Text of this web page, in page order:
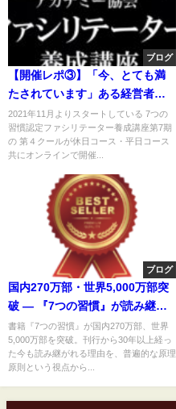
ブログ
【開催レポ③】「今、とても満
たされています」ある経営者の
変化
2021年11月よりスタートしている 7つの
習慣認定ファシリテーター養成講座第7期
の 第４クールが休日コース・平日コース
共にオンラインで開催...
ブログ
国内270万部・世界5,000万部突
破 ― 『7つの習慣』が読み継が
れ続ける理由
書籍『7つの習慣』が国内270万部、世界
5,000万部を突破。刊行から30年以上経っ
た今も読み継がれる理由を、普遍的な原理
原則という視点から...